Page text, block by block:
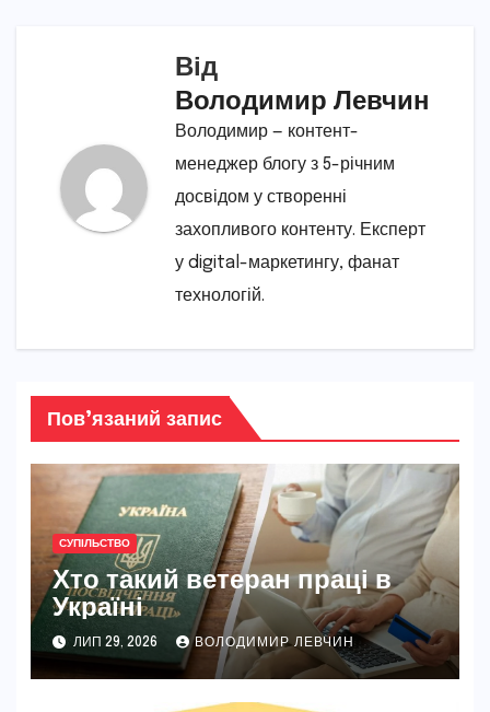
Від
Володимир Левчин
Володимир — контент-
менеджер блогу з 5-річним
досвідом у створенні
захопливого контенту. Експерт
у digital-маркетингу, фанат
технологій.
Пов’язаний запис
СУПІЛЬСТВО
Хто такий ветеран праці в
Україні
ЛИП 29, 2026 ВОЛОДИМИР ЛЕВЧИН